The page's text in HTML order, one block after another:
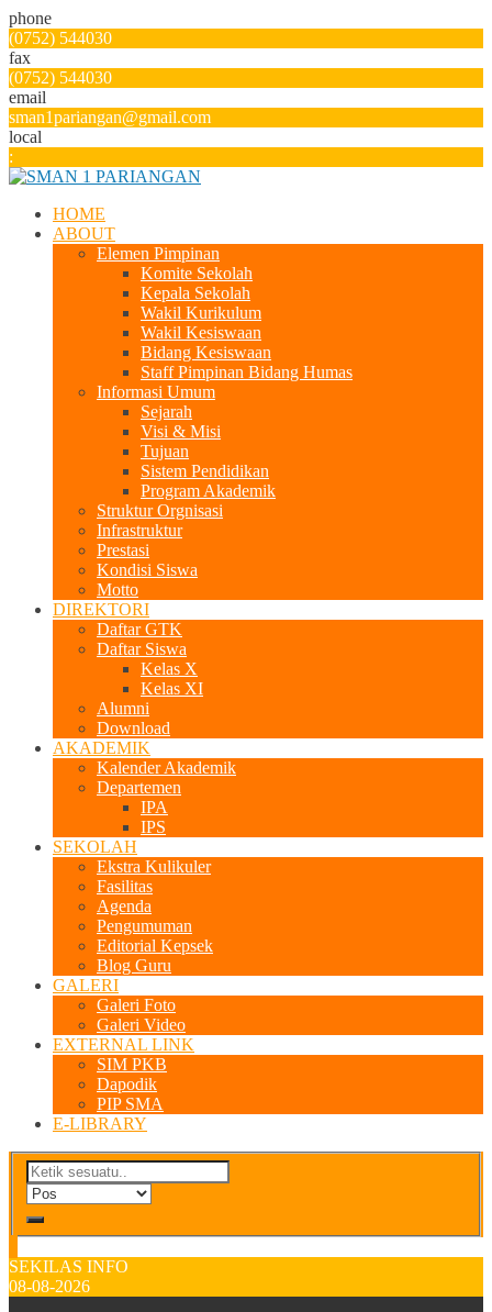
phone
(0752) 544030
fax
(0752) 544030
email
sman1pariangan@gmail.com
local
:
HOME
ABOUT
Elemen Pimpinan
Komite Sekolah
Kepala Sekolah
Wakil Kurikulum
Wakil Kesiswaan
Bidang Kesiswaan
Staff Pimpinan Bidang Humas
Informasi Umum
Sejarah
Visi & Misi
Tujuan
Sistem Pendidikan
Program Akademik
Struktur Orgnisasi
Infrastruktur
Prestasi
Kondisi Siswa
Motto
DIREKTORI
Daftar GTK
Daftar Siswa
Kelas X
Kelas XI
Alumni
Download
AKADEMIK
Kalender Akademik
Departemen
IPA
IPS
SEKOLAH
Ekstra Kulikuler
Fasilitas
Agenda
Pengumuman
Editorial Kepsek
Blog Guru
GALERI
Galeri Foto
Galeri Video
EXTERNAL LINK
SIM PKB
Dapodik
PIP SMA
E-LIBRARY
SEKILAS INFO
08-08-2026